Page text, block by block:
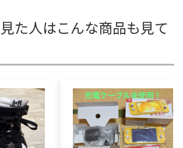
た人はこんな商品も見て